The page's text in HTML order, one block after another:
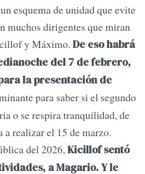
esquema de unidad que evite
muchos dirigentes que miran
y Máximo. De eso habrá
del 7 de febrero,
la presentación de
para saber si el segundo
o se respira tranquilidad, de
a realizar el 15 de marzo.
del 2026,Kicillof sentó
a Magario. Y le